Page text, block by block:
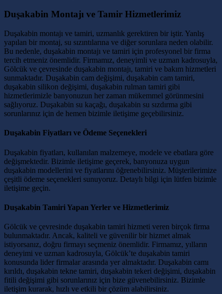
Duşakabin Montajı ve Tamir Hizmetlerimiz
Duşakabin montajı ve tamiri, uzmanlık gerektiren bir iştir. Yanlış
yapılan bir montaj, su sızıntılarına ve diğer sorunlara neden olabilir.
Bu nedenle, duşakabin montajı ve tamiri için profesyonel bir firma
tercih etmeniz önemlidir. Firmamız, deneyimli ve uzman kadrosuyla,
Gölcük ve çevresinde duşakabin montajı, tamiri ve bakım hizmetleri
sunmaktadır. Duşakabin cam değişimi, duşakabin cam tamiri,
duşakabin silikon değişimi, duşakabin rulman tamiri gibi
hizmetlerimizle banyonuzun her zaman mükemmel görünmesini
sağlıyoruz. Duşakabin su kaçağı, duşakabin su sızdırma gibi
sorunlarınız için de hemen bizimle iletişime geçebilirsiniz.
Duşakabin Fiyatları ve Ödeme Seçenekleri
Duşakabin fiyatları, kullanılan malzemeye, modele ve ebatlara göre
değişmektedir. Bizimle iletişime geçerek, banyonuza uygun
duşakabin modellerini ve fiyatlarını öğrenebilirsiniz. Müşterilerimize
çeşitli ödeme seçenekleri sunuyoruz. Detaylı bilgi için lütfen bizimle
iletişime geçin.
Duşakabin Tamiri Yapan Yerler ve Hizmetlerimiz
Gölcük ve çevresinde duşakabin tamiri hizmeti veren birçok firma
bulunmaktadır. Ancak, kaliteli ve güvenilir bir hizmet almak
istiyorsanız, doğru firmayı seçmeniz önemlidir. Firmamız, yılların
deneyimi ve uzman kadrosuyla, Gölcük’te duşakabin tamiri
konusunda lider firmalar arasında yer almaktadır. Duşakabin camı
kırıldı, duşakabin tekne tamiri, duşakabin tekeri değişimi, duşakabin
fitili değişimi gibi sorunlarınız için bize güvenebilirsiniz. Bizimle
iletişim kurarak, hızlı ve etkili bir çözüm alabilirsiniz.